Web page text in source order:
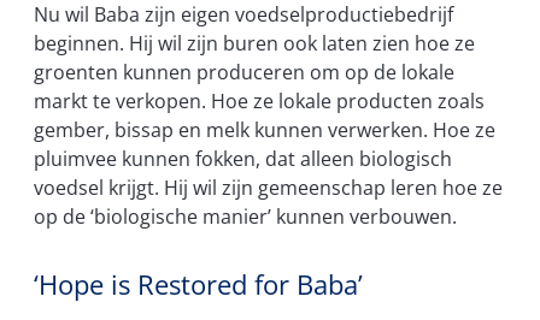
Nu wil Baba zijn eigen voedselproductiebedrijf
beginnen. Hij wil zijn buren ook laten zien hoe ze
groenten kunnen produceren om op de lokale
markt te verkopen. Hoe ze lokale producten zoals
gember, bissap en melk kunnen verwerken. Hoe ze
pluimvee kunnen fokken, dat alleen biologisch
voedsel krijgt. Hij wil zijn gemeenschap leren hoe ze
op de ‘biologische manier’ kunnen verbouwen.
‘Hope is Restored for Baba’